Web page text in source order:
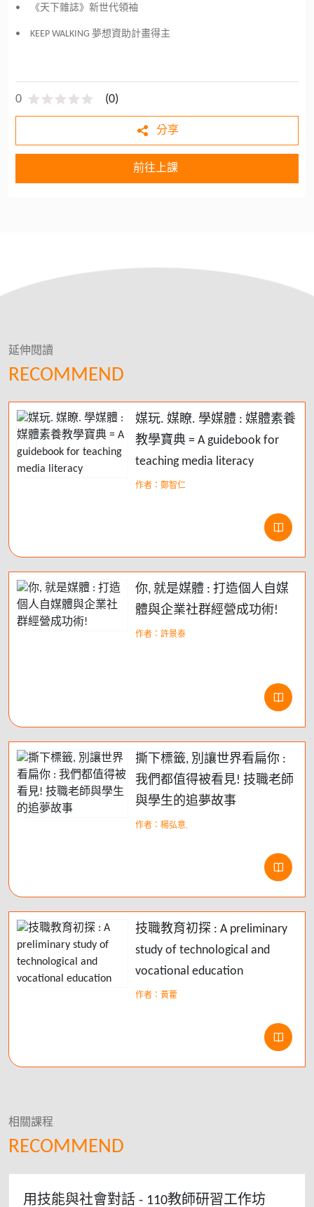
• 《天下雜誌》新世代領袖
• KEEP WALKING 夢想資助計畫得主
0 (0)
分享
前往上課
RECOMMEND
延伸閱讀
媒玩. 媒瞭. 學媒體 : 媒體素養
教學寶典 = A guidebook for
teaching media literacy
作者：鄭智仁
你, 就是媒體 : 打造個人自媒
體與企業社群經營成功術!
作者：許景泰
撕下標籤, 別讓世界看扁你 :
我們都值得被看見! 技職老師
與學生的追夢故事
作者：楊弘意,
技職教育初探 : A preliminary
study of technological and
vocational education
作者：黃藿
RECOMMEND
相關課程
用技能與社會對話 - 110教師研習工作坊